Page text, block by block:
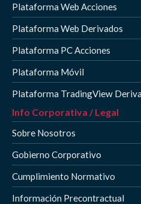
Plataforma Web Acciones
Plataforma Web Derivados
Plataforma PC Acciones
Plataforma Móvil
Plataforma TradingView
Info Corporativa / Legal
Sobre Nosotros
Gobierno Corporativo
Cumplimiento Normativo
Información Precontractual